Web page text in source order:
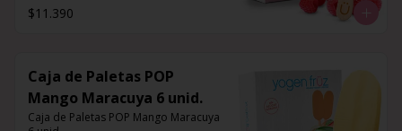
$11.390
Caja de Paletas POP
Mango Maracuya 6 unid.
Caja de Paletas POP Mango Maracuya